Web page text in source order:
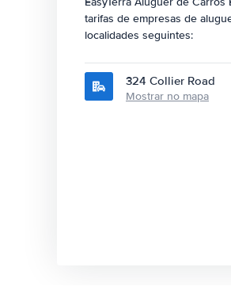
tarifas de empresas de
localidades seguintes:
324 Collier Road
Mostrar no mapa